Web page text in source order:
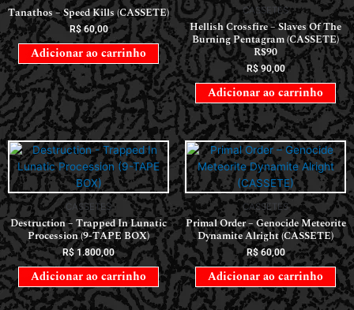
Tanathos – Speed Kills (CASSETE)
R$60,00
Adicionar ao carrinho
CASSETES
Hellish Crossfire – Slaves Of The
Burning Pentagram (CASSETE)
R$90
R$90,00
Adicionar ao carrinho
CASSETES
Destruction – Trapped In Lunatic
Procession (9-TAPE BOX)
R$ 1.800,00
Adicionar ao carrinho
CASSETES
Primal Order – Genocide Meteorite
Dynamite Alright (CASSETE)
R$60,00
Adicionar ao carrinho